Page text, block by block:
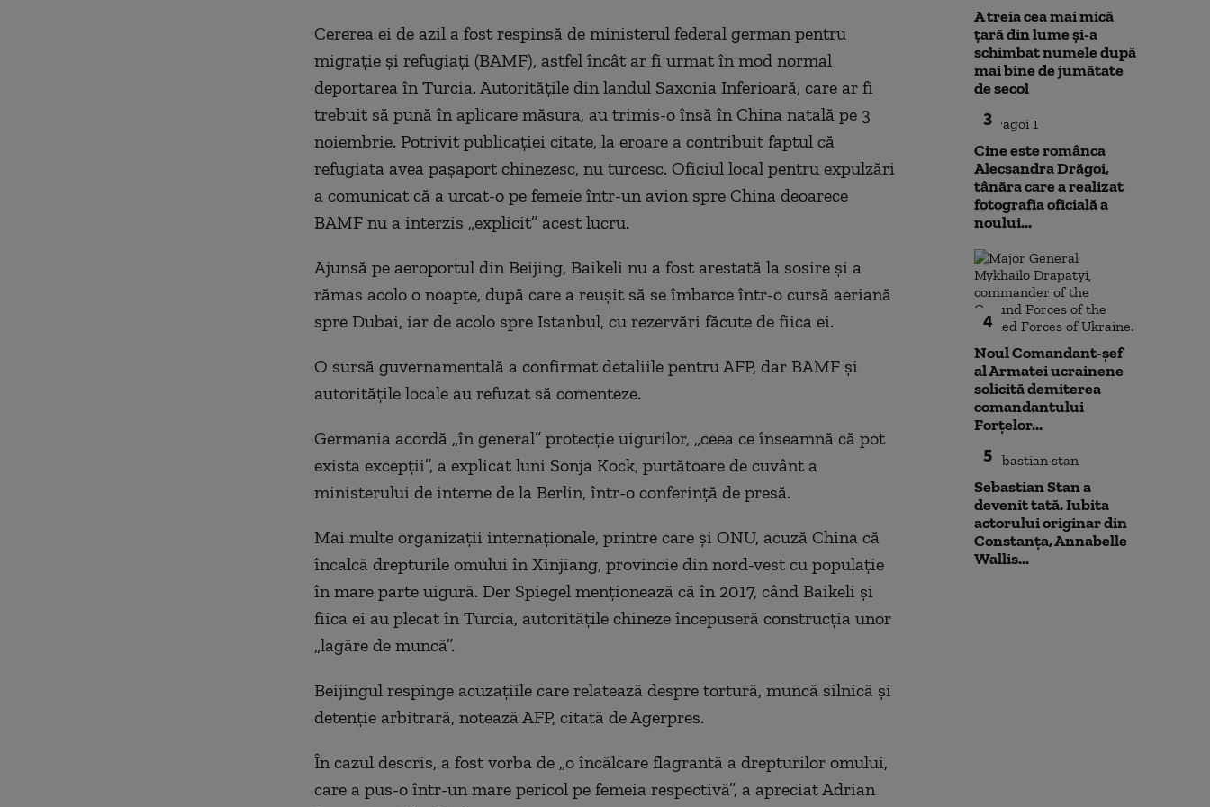
Cererea ei de azil a fost respinsă de ministerul federal german pentru
migraţie şi refugiaţi (BAMF), astfel încât ar fi urmat în mod normal
deportarea în Turcia. Autorităţile din landul Saxonia Inferioară, care ar fi
trebuit să pună în aplicare măsura, au trimis-o însă în China natală pe 3
noiembrie. Potrivit publicaţiei citate, la eroare a contribuit faptul că
refugiata avea paşaport chinezesc, nu turcesc. Oficiul local pentru expulzări
a comunicat că a urcat-o pe femeie într-un avion spre China deoarece
BAMF nu a interzis „explicit” acest lucru.
Ajunsă pe aeroportul din Beijing, Baikeli nu a fost arestată la sosire şi a
rămas acolo o noapte, după care a reuşit să se îmbarce într-o cursă aeriană
spre Dubai, iar de acolo spre Istanbul, cu rezervări făcute de fiica ei.
O sursă guvernamentală a confirmat detaliile pentru AFP, dar BAMF şi
autorităţile locale au refuzat să comenteze.
Germania acordă „în general” protecţie uigurilor, „ceea ce înseamnă că pot
exista excepţii”, a explicat luni Sonja Kock, purtătoare de cuvânt a
ministerului de interne de la Berlin, într-o conferinţă de presă.
Mai multe organizaţii internaţionale, printre care şi ONU, acuză China că
încalcă drepturile omului în Xinjiang, provincie din nord-vest cu populaţie
în mare parte uigură. Der Spiegel menţionează că în 2017, când Baikeli şi
fiica ei au plecat în Turcia, autorităţile chineze începuseră construcţia unor
„lagăre de muncă”.
Beijingul respinge acuzaţiile care relatează despre tortură, muncă silnică şi
detenţie arbitrară, notează AFP, citată de Agerpres.
În cazul descris, a fost vorba de „o încălcare flagrantă a drepturilor omului,
care a pus-o într-un mare pericol pe femeia respectivă”, a apreciat Adrian
A treia cea mai mică
țară din lume și-a
schimbat numele după
mai bine de jumătate
de secol
3
Cine este românca
Alecsandra Drăgoi,
tânăra care a realizat
fotografia oficială a
noului...
4
Noul Comandant-șef
al Armatei ucrainene
solicită demiterea
comandantului
Forțelor...
5
Sebastian Stan a
devenit tată. Iubita
actorului originar din
Constanța, Annabelle
Wallis...